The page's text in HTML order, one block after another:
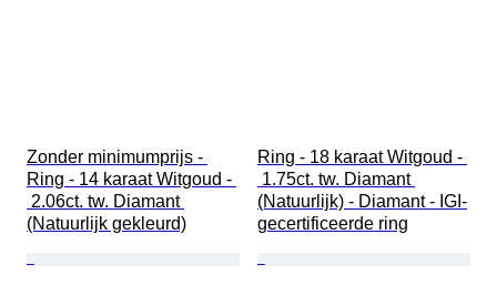
Zonder minimumprijs -
Ring - 14 karaat Witgoud -
2.06ct. tw. Diamant
(Natuurlijk gekleurd)
Ring - 18 karaat Witgoud -
1.75ct. tw. Diamant
(Natuurlijk) - Diamant - IGI-
gecertificeerde ring